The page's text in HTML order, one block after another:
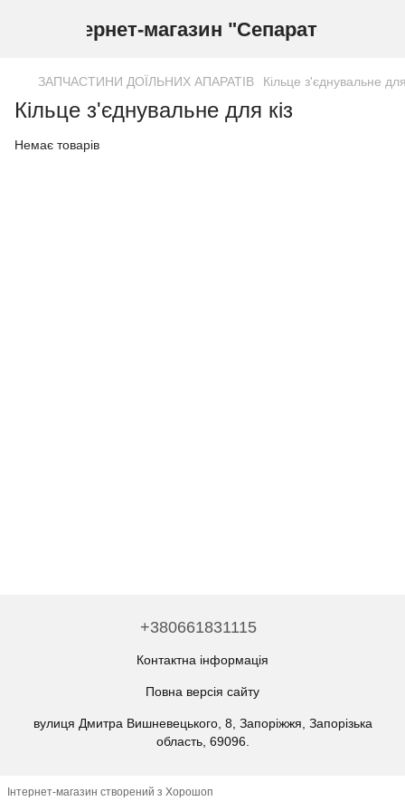
Інтернет-магазин "Сепаратор"
ЗАПЧАСТИНИ ДОЇЛЬНИХ АПАРАТІВ Кільце з'єднувальне для
Кільце з'єднувальне для кіз
Немає товарів
+380661831115
Контактна інформація
Повна версія сайту
вулиця Дмитра Вишневецького, 8, Запоріжжя, Запорізька
область, 69096.
Інтернет-магазин створений з Хорошоп